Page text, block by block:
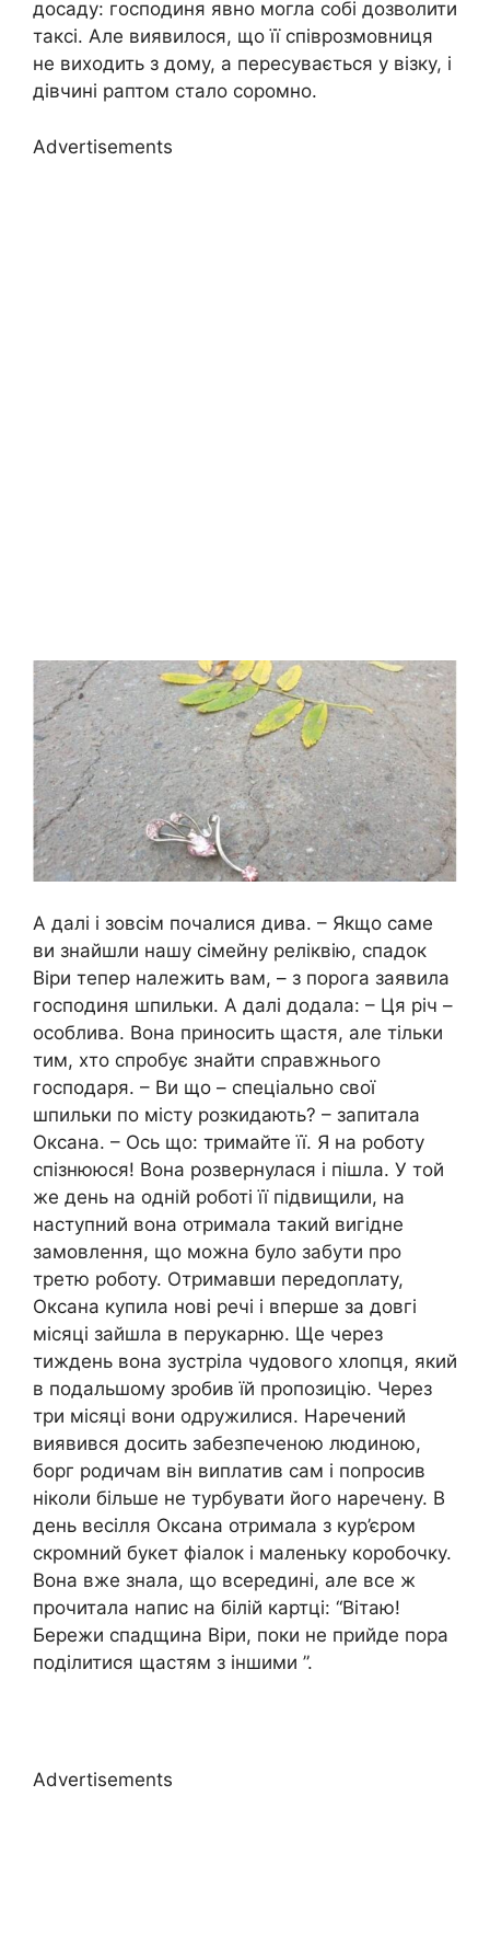
досаду: господиня явно могла собі дозволити
таксі. Але виявилося, що її співрозмовниця
не виходить з дому, а пересувається у візку, і
дівчині раптом стало соромно.
Advertisements
А далі і зовсім почалися дива. – Якщо саме
ви знайшли нашу сімейну реліквію, спадок
Віри тепер належить вам, – з порога заявила
господиня шпильки. А далі додала: – Ця річ –
особлива. Вона приносить щастя, але тільки
тим, хто спробує знайти справжнього
господаря. – Ви що – спеціально свої
шпильки по місту розкидають? – запитала
Оксана. – Ось що: тримайте її. Я на роботу
спізнююся! Вона розвернулася і пішла. У той
же день на одній роботі її підвищили, на
наступний вона отримала такий вигідне
замовлення, що можна було забути про
третю роботу. Отримавши передоплату,
Оксана купила нові речі і вперше за довгі
місяці зайшла в перукарню. Ще через
тиждень вона зустріла чудового хлопця, який
в подальшому зробив їй пропозицію. Через
три місяці вони одружилися. Наречений
виявився досить забезпеченою людиною,
борг родичам він виплатив сам і попросив
ніколи більше не турбувати його наречену. В
день весілля Оксана отримала з кур’єром
скромний букет фіалок і маленьку коробочку.
Вона вже знала, що всередині, але все ж
прочитала напис на білій картці: “Вітаю!
Бережи спадщина Віри, поки не прийде пора
поділитися щастям з іншими ”.
Advertisements